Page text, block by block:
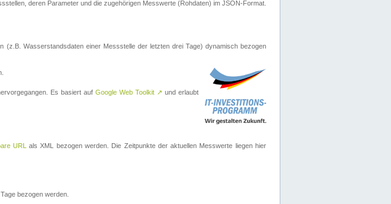
deren Parameter und die zugehörigen Messwerte (Rohdaten) im JSON-Format.
(z.B. Wasserstandsdaten einer Messstelle der letzten drei Tage) dynamisch bezogen
Es basiert auf Google Web Toolkit ↗ und erlaubt
URL
als XML bezogen werden. Die Zeitpunkte der aktuellen Messwerte liegen hier
bezogen werden.